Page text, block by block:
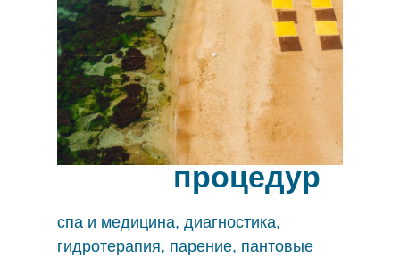
40+
процедур
спа и медицина, диагностика,
гидротерапия, парение, пантовые